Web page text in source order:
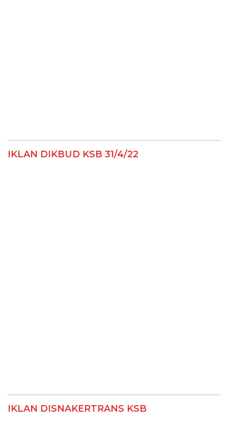
IKLAN DIKBUD KSB 31/4/22
IKLAN DISNAKERTRANS KSB